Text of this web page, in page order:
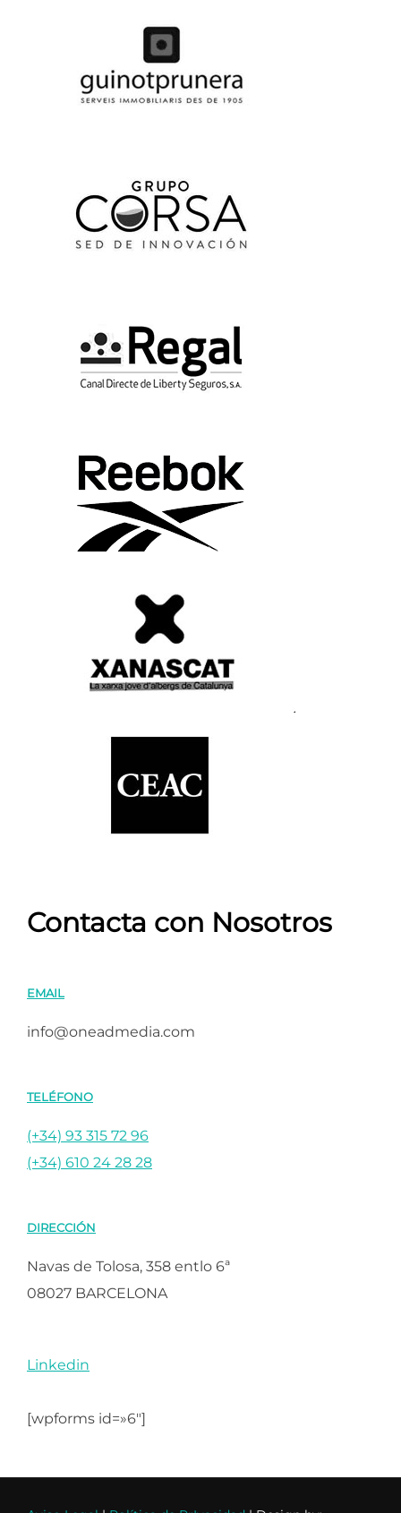
Contacta con Nosotros
EMAIL
info@oneadmedia.com
TELÉFONO
(+34) 93 315 72 96
(+34) 610 24 28 28
DIRECCIÓN
Navas de Tolosa, 358 entlo 6ª
08027 BARCELONA
Linkedin
[wpforms id=»6″]